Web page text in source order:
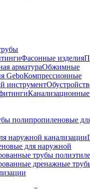
Фасонные изделия
арматураОбжимные
GeboКомпрессионные
инструмент
полипропиленовые
наружной канализации
для наружной
трубы
дренажные